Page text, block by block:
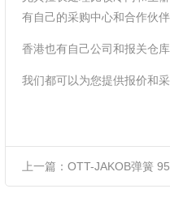
有自己的采购中心和合作伙伴
香港也有自己公司和报关仓
我们都可以为您提供报价和
上一篇： OTT-JAKOB弹簧